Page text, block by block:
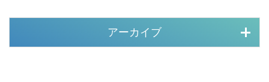
アーカイブ